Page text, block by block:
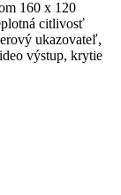
160 x 120
citlivosť
ukazovateľ,
výstup, krytie